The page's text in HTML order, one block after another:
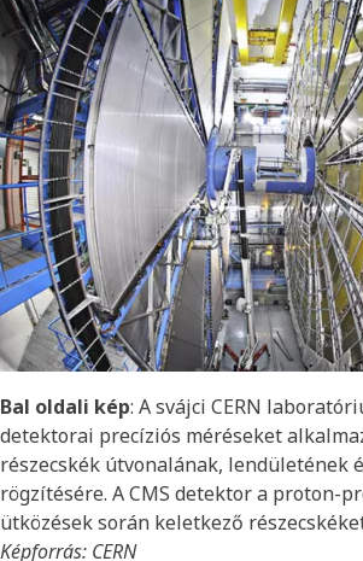
Bal oldali kép: A svájci CERN
detektorai precíziós méréseket
részecskék útvonalának, lendületének
rögzítésére. A CMS detektor a proton-
ütközések során keletkező
Képforrás: CERN